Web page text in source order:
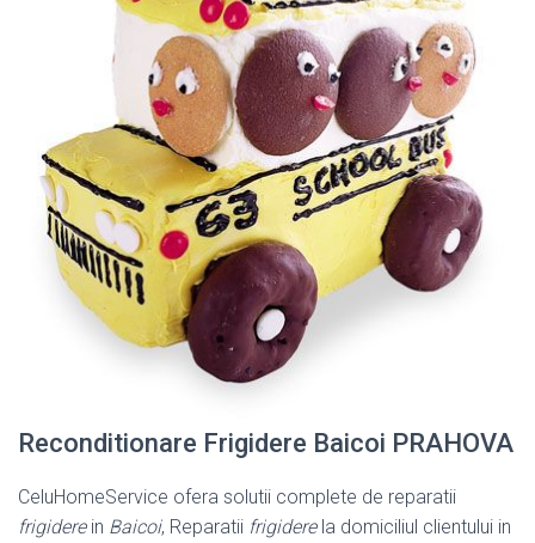
Reconditionare Frigidere Baicoi PRAHOVA
CeluHomeService ofera solutii complete de reparatii
frigiderein Baicoi, Reparatii frigiderela domiciliul clientului in